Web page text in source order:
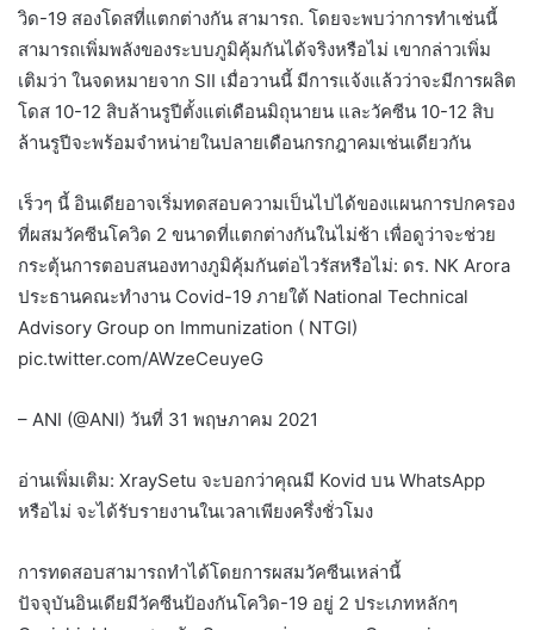
วิด-19 สองโดสที่แตกต่างกัน สามารถ. โดยจะพบว่าการทำเช่นนี้
สามารถเพิ่มพลังของระบบภูมิคุ้มกันได้จริงหรือไม่ เขากล่าวเพิ่ม
เติมว่า ในจดหมายจาก SII เมื่อวานนี้ มีการแจ้งแล้วว่าจะมีการผลิต
โดส 10-12 สิบล้านรูปีตั้งแต่เดือนมิถุนายน และวัคซีน 10-12 สิบ
ล้านรูปีจะพร้อมจำหน่ายในปลายเดือนกรกฎาคมเช่นเดียวกัน
เร็วๆ นี้ อินเดียอาจเริ่มทดสอบความเป็นไปได้ของแผนการปกครอง
ที่ผสมวัคซีนโควิด 2 ขนาดที่แตกต่างกันในไม่ช้า เพื่อดูว่าจะช่วย
กระตุ้นการตอบสนองทางภูมิคุ้มกันต่อไวรัสหรือไม่: ดร. NK Arora
ประธานคณะทำงาน Covid-19 ภายใต้ National Technical
Advisory Group on Immunization ( NTGI)
pic.twitter.com/AWzeCeuyeG
– ANI (@ANI) วันที่ 31 พฤษภาคม 2021
อ่านเพิ่มเติม: XraySetu จะบอกว่าคุณมี Kovid บน WhatsApp
หรือไม่ จะได้รับรายงานในเวลาเพียงครึ่งชั่วโมง
การทดสอบสามารถทำได้โดยการผสมวัคซีนเหล่านี้
ปัจจุบันอินเดียมีวัคซีนป้องกันโควิด-19 อยู่ 2 ประเภทหลักๆ